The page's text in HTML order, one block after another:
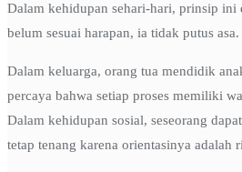
Dalam kehidupan sehari-hari, prinsip ini
belum sesuai harapan, ia tidak putus
Dalam keluarga, orang tua mendidik
percaya bahwa setiap proses memiliki
Dalam kehidupan sosial, seseorang
tetap tenang karena orientasinya adalah